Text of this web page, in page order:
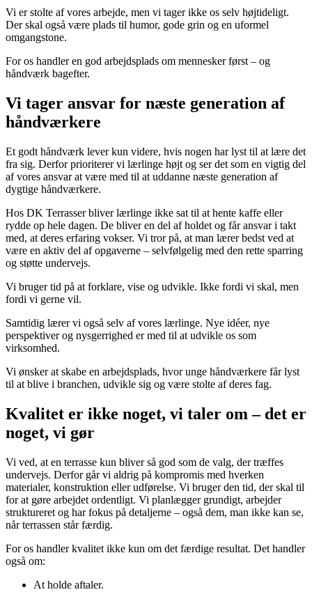
Vi er stolte af vores arbejde, men vi tager ikke os selv højtideligt.
Der skal også være plads til humor, gode grin og en uformel
omgangstone.
For os handler en god arbejdsplads om mennesker først – og
håndværk bagefter.
Vi tager ansvar for næste generation af
håndværkere
Et godt håndværk lever kun videre, hvis nogen har lyst til at lære det
fra sig. Derfor prioriterer vi lærlinge højt og ser det som en vigtig del
af vores ansvar at være med til at uddanne næste generation af
dygtige håndværkere.
Hos DK Terrasser bliver lærlinge ikke sat til at hente kaffe eller
rydde op hele dagen. De bliver en del af holdet og får ansvar i takt
med, at deres erfaring vokser. Vi tror på, at man lærer bedst ved at
være en aktiv del af opgaverne – selvfølgelig med den rette sparring
og støtte undervejs.
Vi bruger tid på at forklare, vise og udvikle. Ikke fordi vi skal, men
fordi vi gerne vil.
Samtidig lærer vi også selv af vores lærlinge. Nye idéer, nye
perspektiver og nysgerrighed er med til at udvikle os som
virksomhed.
Vi ønsker at skabe en arbejdsplads, hvor unge håndværkere får lyst
til at blive i branchen, udvikle sig og være stolte af deres fag.
Kvalitet er ikke noget, vi taler om – det er
noget, vi gør
Vi ved, at en terrasse kun bliver så god som de valg, der træffes
undervejs. Derfor går vi aldrig på kompromis med hverken
materialer, konstruktion eller udførelse. Vi bruger den tid, der skal til
for at gøre arbejdet ordentligt. Vi planlægger grundigt, arbejder
struktureret og har fokus på detaljerne – også dem, man ikke kan se,
når terrassen står færdig.
For os handler kvalitet ikke kun om det færdige resultat. Det handler
også om:
At holde aftaler.